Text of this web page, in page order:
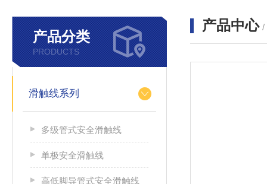
产品分类
PRODUCTS
滑触线系列
多级管式安全滑触线
单极安全滑触线
高低脚导管式安全滑触线
产品中心 /